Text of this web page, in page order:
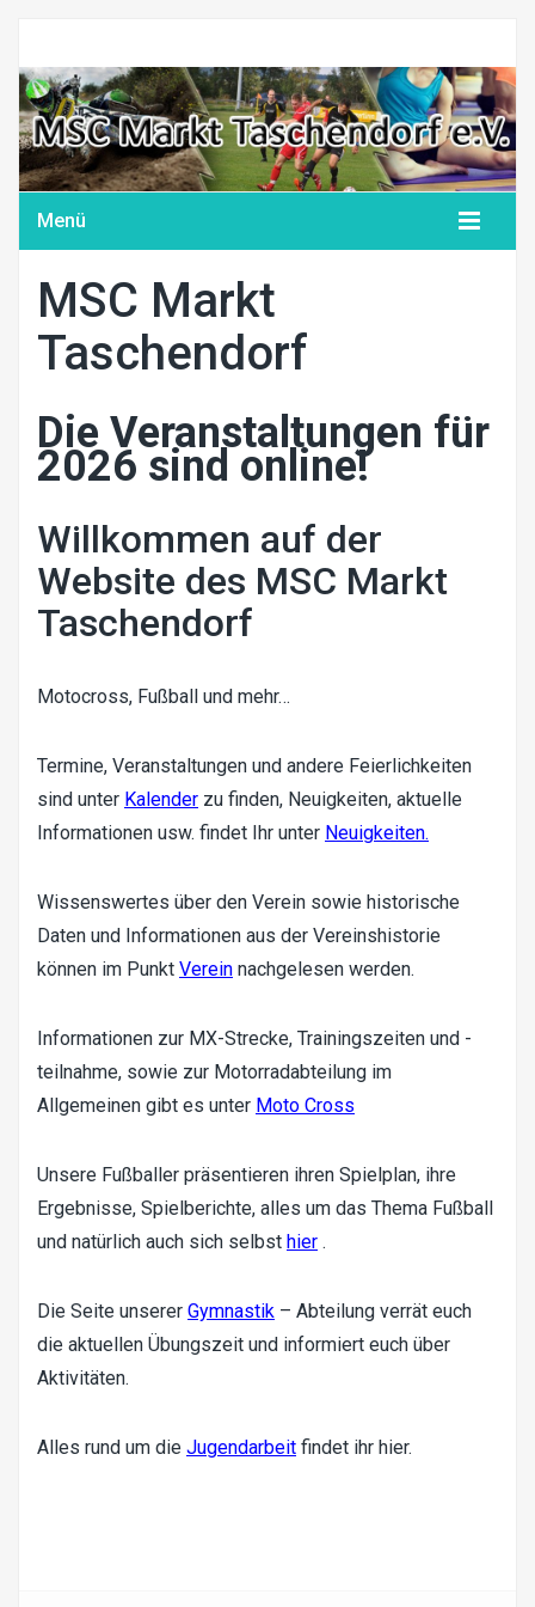
Menü
MSC Markt
Taschendorf
Die Veranstaltungen für
2026 sind online!
Willkommen auf der
Website des MSC Markt
Taschendorf
Motocross, Fußball und mehr…
Termine, Veranstaltungen und andere Feierlichkeiten
sind unter Kalender zu finden, Neuigkeiten, aktuelle
Informationen usw. findet Ihr unter Neuigkeiten.
Wissenswertes über den Verein sowie historische
Daten und Informationen aus der Vereinshistorie
können im Punkt Verein nachgelesen werden.
Informationen zur MX-Strecke, Trainingszeiten und -
teilnahme, sowie zur Motorradabteilung im
Allgemeinen gibt es unter Moto Cross
Unsere Fußballer präsentieren ihren Spielplan, ihre
Ergebnisse, Spielberichte, alles um das Thema Fußball
und natürlich auch sich selbst hier .
Die Seite unserer Gymnastik – Abteilung verrät euch
die aktuellen Übungszeit und informiert euch über
Aktivitäten.
Alles rund um die Jugendarbeit findet ihr hier.